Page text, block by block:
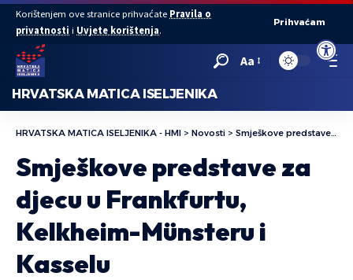
Open
Korištenjem ove stranice prihvaćate Pravila o
privatnosti i Uvjete korištenja.
Prihvaćam
Aa
HRVATSKA MATICA ISELJENIKA
HRVATSKA MATICA ISELJENIKA - HMI > Novosti > Smješkove predstave za djecu u Frankfurtu, Kelkheim-Münsteru i Kasselu
Smješkove predstave za
djecu u Frankfurtu,
Kelkheim-Münsteru i
Kasselu